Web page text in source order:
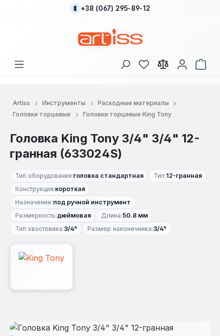
Перейти к основному содержанию
+38 (067) 295-89-12
У вас есть товары
В
Artiss Инструменты
Расходные материалы
Головки торцевые
Головки торцевые King Tony
Головка King Tony 3/4" 3/4" 12-
гранная (633024S)
Тип оборудования:головка стандартная Тип:12-гранная
Конструкция:короткая
Назначение:под ручной инструмент
Размерность:дюймовая Длина:50.8 мм
Тип хвостовика:3/4" Размер наконечника:3/4"
Пропустить галерею изображений